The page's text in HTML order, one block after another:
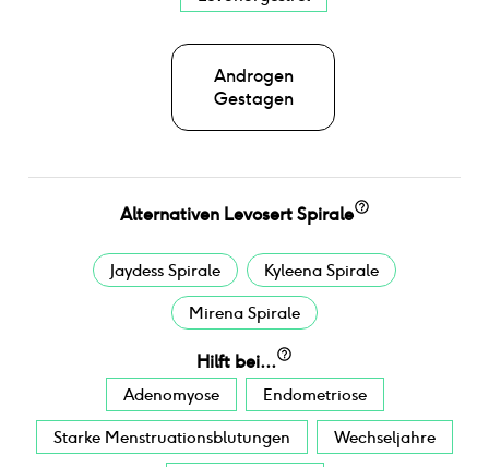
Androgen
Gestagen
Alternativen Levosert Spirale
Jaydess Spirale Kyleena Spirale
Mirena Spirale
Hilft bei...
Adenomyose Endometriose
Starke Menstruationsblutungen Wechseljahre